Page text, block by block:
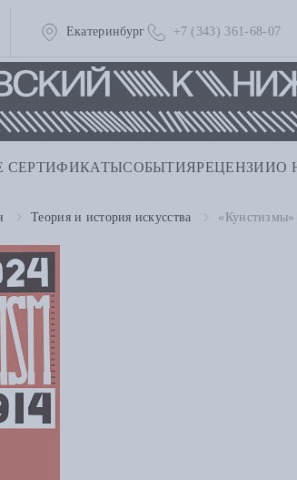
Екатеринбург +7 (343) 361-68-07
СЕРТИФИКАТЫСОБЫТИЯРЕЦЕНЗИИО
Теория и история искусства